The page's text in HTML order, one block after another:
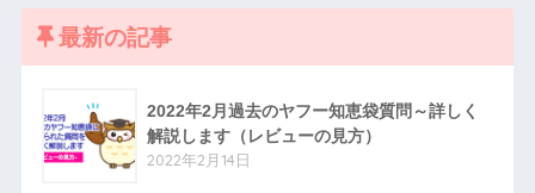
最新の記事
2022年2月過去のヤフー知恵袋質問～詳しく
解説します（レビューの見方）
2022年2月14日